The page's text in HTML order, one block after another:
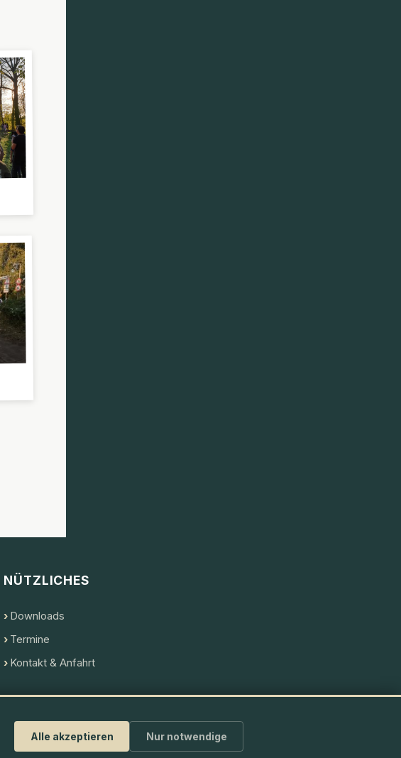
NÜTZLICHES
Downloads
Termine
Kontakt & Anfahrt
Alle akzeptieren Nur notwendige